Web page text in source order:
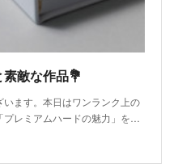
敵な作品💐
ます。本日はワンランク上の
プレミアムハードの魅力」を…